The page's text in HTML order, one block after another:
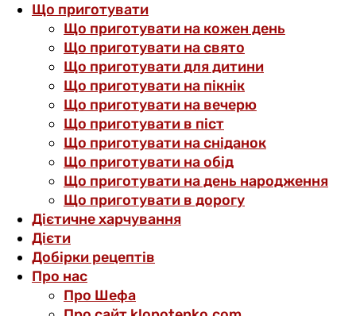
Що приготувати
Що приготувати на кожен день
Що приготувати на свято
Що приготувати для дитини
Що приготувати на пікнік
Що приготувати на вечерю
Що приготувати в піст
Що приготувати на сніданок
Що приготувати на обід
Що приготувати на день народження
Що приготувати в дорогу
Дієтичне харчування
Дієти
Добірки рецептів
Про нас
Про Шефа